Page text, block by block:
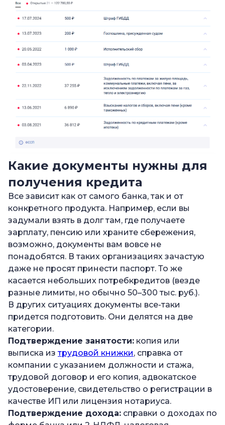
Какие документы нужны для
получения кредита
Все зависит как от самого банка, так и от
конкретного продукта. Например, если вы
задумали взять в долг там, где получаете
зарплату, пенсию или храните сбережения,
возможно, документы вам вовсе не
понадобятся. В таких организациях зачастую
даже не просят принести паспорт. То же
касается небольших потребкредитов (везде
разные лимиты, но обычно 50–300 тыс. руб.).
В других ситуациях документы все-таки
придется подготовить. Они делятся на две
категории.
Подтверждение занятости: копия или
выписка изтрудовой книжки, справка от
компании с указанием должности и стажа,
трудовой договор и его копия, адвокатское
удостоверение, свидетельство о регистрации в
качестве ИП или лицензия нотариуса.
Подтверждение дохода: справки о доходах по